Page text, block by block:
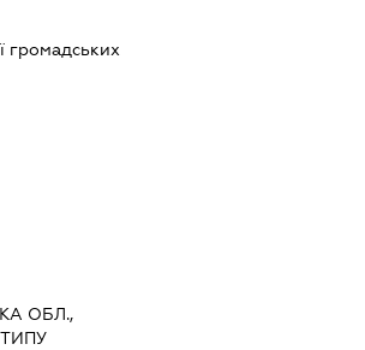
громадських
ОБЛ.,